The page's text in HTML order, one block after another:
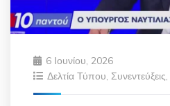
6 Ιουνίου, 2026
Δελτία Τύπου, Συνεντεύξεις,